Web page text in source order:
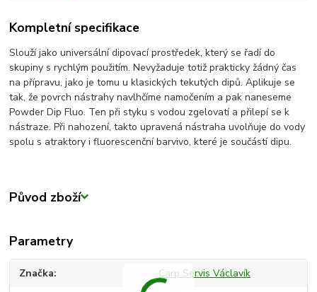
Kompletní specifikace
Slouží jako universální dipovací prostředek, který se řadí do
skupiny s rychlým použitím. Nevyžaduje totiž prakticky žádný čas
na přípravu, jako je tomu u klasických tekutých dipů. Aplikuje se
tak, že povrch nástrahy navlhčíme namočením a pak naneseme
Powder Dip Fluo. Ten při styku s vodou zgelovatí a přilepí se k
nástraze. Při nahození, takto upravená nástraha uvolňuje do vody
spolu s atraktory i fluorescenční barvivo, které je součástí dipu.
Původ zboží
Parametry
Značka Carp Servis Václavík